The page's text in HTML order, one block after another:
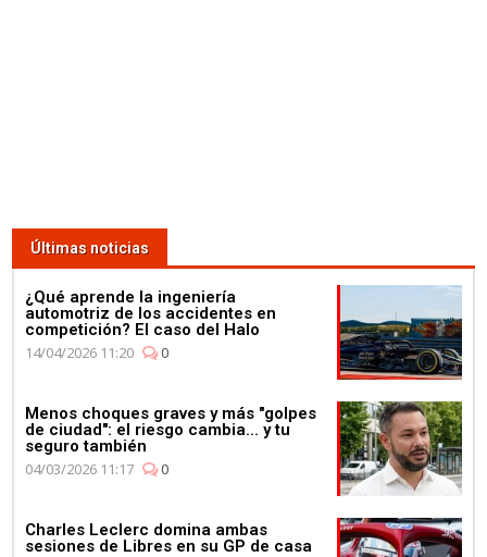
Últimas noticias
¿Qué aprende la ingeniería
automotriz de los accidentes en
competición? El caso del Halo
14/04/2026 11:20
0
Menos choques graves y más "golpes
de ciudad": el riesgo cambia... y tu
seguro también
04/03/2026 11:17
0
Charles Leclerc domina ambas
sesiones de Libres en su GP de casa